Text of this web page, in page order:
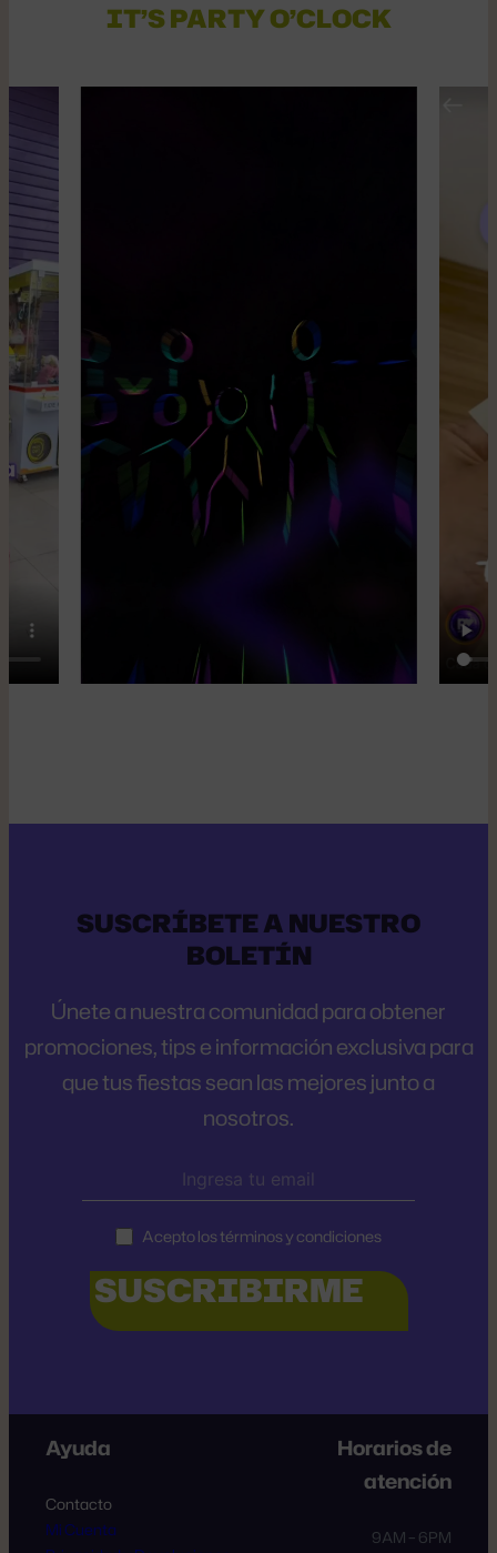
IT’S PARTY O’CLOCK
SUSCRÍBETE A NUESTRO
BOLETÍN
Únete a nuestra comunidad para obtener
promociones, tips e información exclusiva para
que tus fiestas sean las mejores junto a
nosotros.
Acepto los términos y condiciones
Ayuda
Contacto
Mi Cuenta
Horarios de
atención
9AM – 6PM